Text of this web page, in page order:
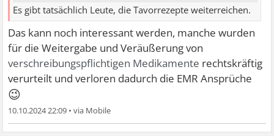
Es gibt tatsächlich Leute, die Tavorrezepte weiterreichen.
Das kann noch interessant werden, manche wurden
für die Weitergabe und Veräußerung von
verschreibungspflichtigen Medikamente rechtskräftig
verurteilt und verloren dadurch die EMR Ansprüche
😉
10.10.2024 22:09 •